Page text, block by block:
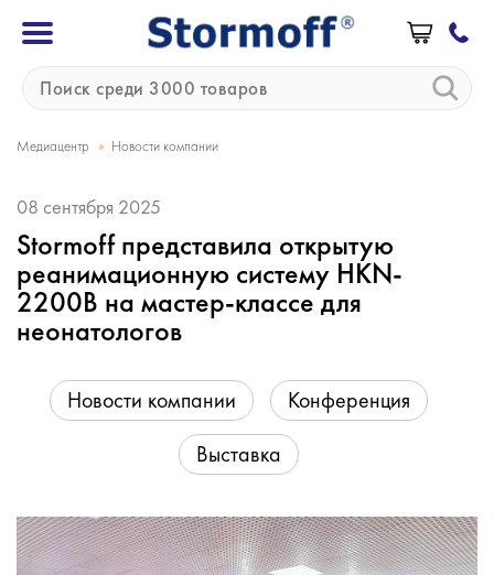
Медиацентр » Новости компании
08 сентября 2025
Stormoff представила открытую
реанимационную систему HKN-
2200B на мастер-классе для
неонатологов
Новости компании
Конференция
Выставка